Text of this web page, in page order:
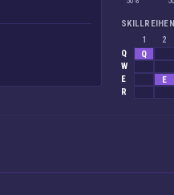
1
2
Q
Q
W
E
E
R